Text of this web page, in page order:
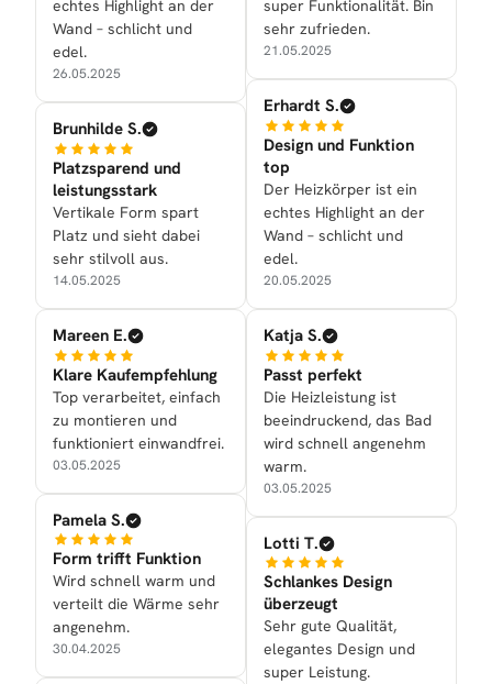
echtes Highlight an der
Wand – schlicht und
edel.
26.05.2025
Brunhilde S.
Platzsparend und
leistungsstark
Vertikale Form spart
Platz und sieht dabei
sehr stilvoll aus.
14.05.2025
Mareen E.
Klare Kaufempfehlung
Top verarbeitet, einfach
zu montieren und
funktioniert einwandfrei.
03.05.2025
Pamela S.
Form trifft Funktion
Wird schnell warm und
verteilt die Wärme sehr
angenehm.
30.04.2025
super Funktionalität. Bin
sehr zufrieden.
21.05.2025
Erhardt S.
Design und Funktion
top
Der Heizkörper ist ein
echtes Highlight an der
Wand – schlicht und
edel.
20.05.2025
Katja S.
Passt perfekt
Die Heizleistung ist
beeindruckend, das Bad
wird schnell angenehm
warm.
03.05.2025
Lotti T.
Schlankes Design
überzeugt
Sehr gute Qualität,
elegantes Design und
super Leistung.